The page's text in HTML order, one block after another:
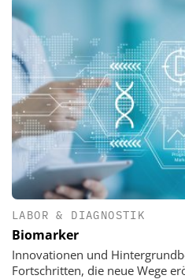
LABOR & DIAGNOSTIK
Biomarker
Innovationen und
Fortschritten, die neue Wege